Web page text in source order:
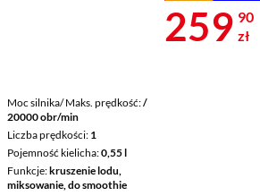
Moc silnika/ Maks. prędkość /
20000 obr/min
Liczba prędkości 1
Pojemność kielicha 0,55 l
Funkcje kruszenie lodu,
miksowanie, do smoothie
259 90
zł